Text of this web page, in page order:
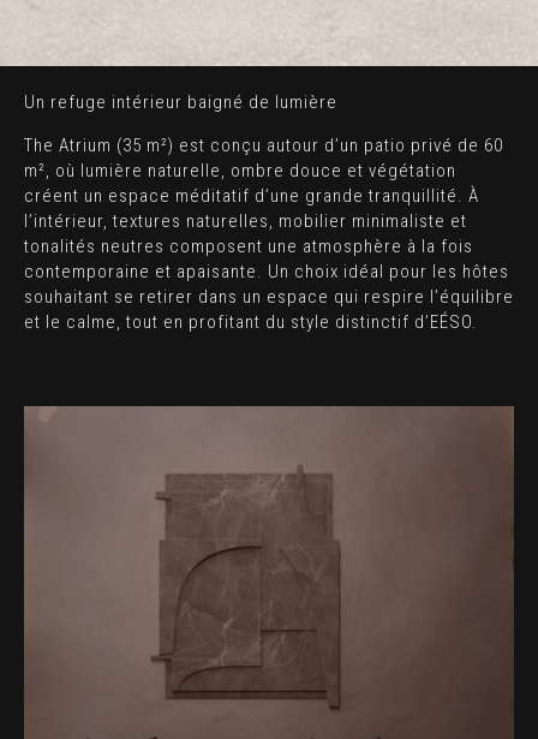
Un refuge intérieur baigné de lumière
The Atrium (35 m²) est conçu autour d’un patio privé de 60
m², où lumière naturelle, ombre douce et végétation
créent un espace méditatif d’une grande tranquillité. À
l’intérieur, textures naturelles, mobilier minimaliste et
tonalités neutres composent une atmosphère à la fois
contemporaine et apaisante. Un choix idéal pour les hôtes
souhaitant se retirer dans un espace qui respire l’équilibre
et le calme, tout en profitant du style distinctif d’EÉSO.